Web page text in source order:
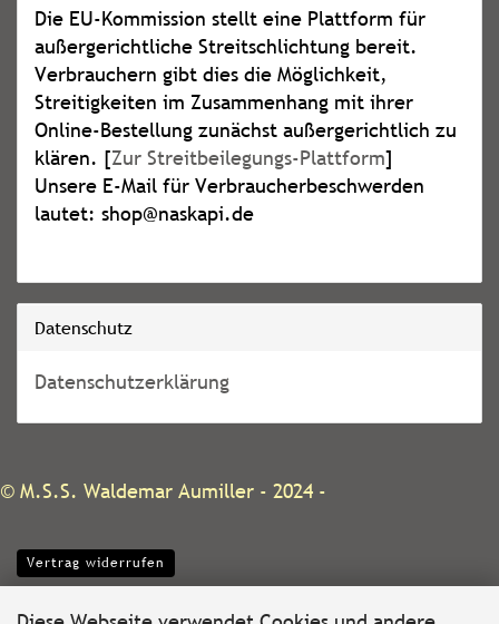
Die EU-Kommission stellt eine Plattform für
außergerichtliche Streitschlichtung bereit.
Verbrauchern gibt dies die Möglichkeit,
Streitigkeiten im Zusammenhang mit ihrer
Online-Bestellung zunächst außergerichtlich zu
klären. [Zur Streitbeilegungs-Plattform]
Unsere E-Mail für Verbraucherbeschwerden
lautet: shop@naskapi.de
Datenschutz
Datenschutzerklärung
© M.S.S. Waldemar Aumiller - 2024 -
Vertrag widerrufen